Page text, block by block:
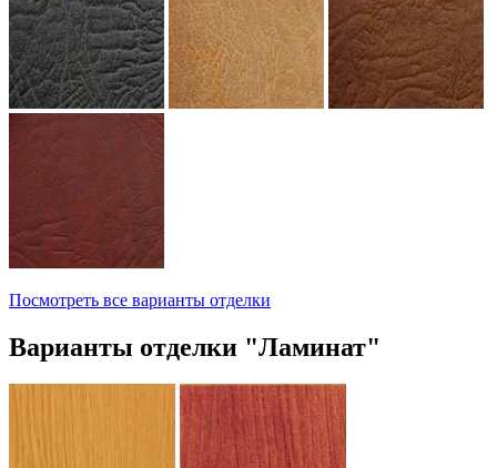
Посмотреть все варианты отделки
Варианты отделки "Ламинат"